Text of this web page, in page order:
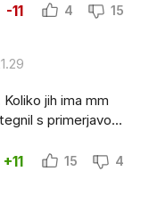
-11 4 15
jih ima mm
s primerjavo...
+11 15 4